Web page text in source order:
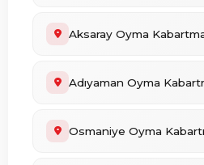
Aksaray Oyma
Adıyaman Oyma
Osmaniye Oyma